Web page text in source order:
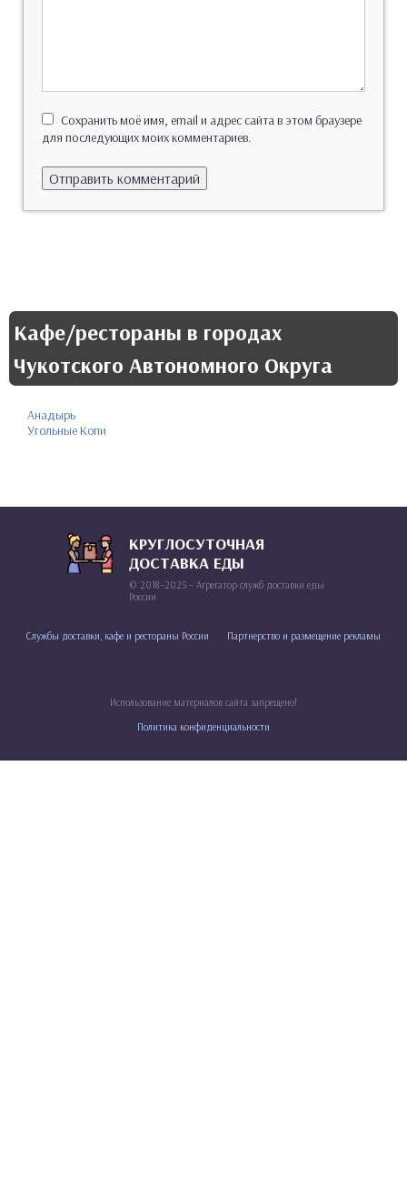
Сохранить моё имя, email и адрес сайта в этом браузере
для последующих моих комментариев.
Кафе/рестораны в городах
Чукотского Автономного Округа
Анадырь
Угольные Копи
КРУГЛОСУТОЧНАЯ
ДОСТАВКА ЕДЫ
© 2018–2025 – Агрегатор служб доставки еды
России
Службы доставки, кафе и рестораны России Партнерство и размещение рекламы
Использование материалов сайта запрещено!
Политика конфиденциальности